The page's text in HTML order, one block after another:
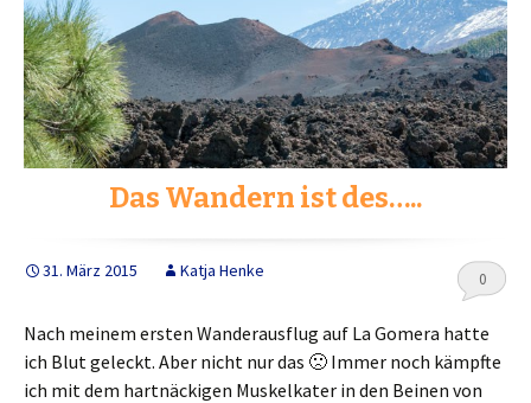
Das Wandern ist des…..
31. März 2015 Katja Henke 0
Nach meinem ersten Wanderausflug auf La Gomera hatte
ich Blut geleckt. Aber nicht nur das 🙁 Immer noch kämpfte
ich mit dem hartnäckigen Muskelkater in den Beinen von